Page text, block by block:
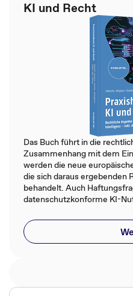
KI und Recht
Das Buch führt in die
Zusammenhang mit dem
werden die neue
die sich daraus ergebenden
behandelt. Auch
datenschutzkonforme KI-